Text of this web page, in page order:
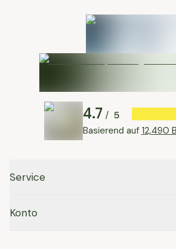
4.7 / 5
Basierend auf 12,490
Service
Konto